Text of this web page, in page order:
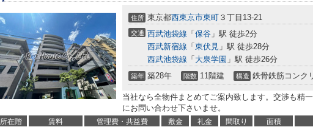
住所 東京都西東京市東町 ３丁目13-21
交通 西武池袋線 「 保谷 」駅 徒歩2分
西武新宿線 「 東伏見 」駅 徒歩28分
西武池袋線 「 大泉学園 」駅 徒歩26分
築年 築28年 階数 11階建 構造 鉄骨鉄筋コンク
当社なら全物件まとめてご案内致します。交渉も精
にお問い合わせ下さいませ。
所在階 賃料 管理費・共益費 敷金 礼金 間取り 面積